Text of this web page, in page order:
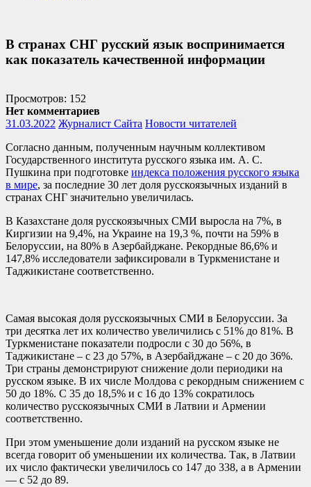
В странах СНГ русский язык воспринимается
как показатель качественной информации
Просмотров: 152
Нет комментариев
31.03.2022 Журналист Сайта Новости читателей
Согласно данным, полученным научным коллективом
Государственного института русского языка им. А. С.
Пушкина при подготовке индекса положения русского языка
в мире, за последние 30 лет доля русскоязычных изданий в
странах СНГ значительно увеличилась.
В Казахстане доля русскоязычных СМИ выросла на 7%, в
Киргизии на 9,4%, на Украине на 19,3 %, почти на 59% в
Белоруссии, на 80% в Азербайджане. Рекордные 86,6% и
147,8% исследователи зафиксировали в Туркменистане и
Таджикистане соответственно.
Самая высокая доля русскоязычных СМИ в Белоруссии. За
три десятка лет их количество увеличились с 51% до 81%. В
Туркменистане показатели подросли с 30 до 56%, в
Таджикистане – с 23 до 57%, в Азербайджане – с 20 до 36%.
Три страны демонстрируют снижение доли периодики на
русском языке. В их числе Молдова с рекордным снижением с
50 до 18%. С 35 до 18,5% и с 16 до 13% сократилось
количество русскоязычных СМИ в Латвии и Армении
соответственно.
При этом уменьшение доли изданий на русском языке не
всегда говорит об уменьшении их количества. Так, в Латвии
их число фактически увеличилось со 147 до 338, а в Армении
— с 52 до 89.